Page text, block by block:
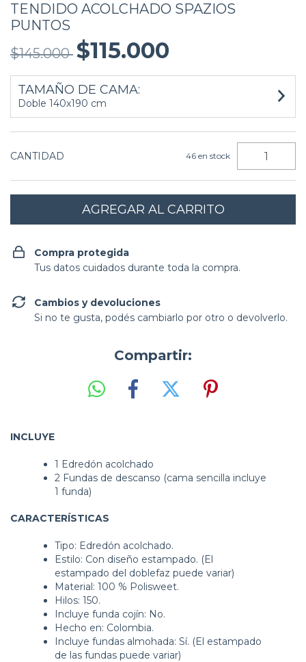
TENDIDO ACOLCHADO SPAZIOS
PUNTOS
$145.000 $115.000
TAMAÑO DE CAMA:
Doble 140x190 cm
CANTIDAD 46 en stock
Compra protegida
Tus datos cuidados durante toda la compra.
Cambios y devoluciones
Si no te gusta, podés cambiarlo por otro o devolverlo.
Compartir:
INCLUYE
1 Edredón acolchado
2 Fundas de descanso (cama sencilla incluye
1 funda)
CARACTERÍSTICAS
Tipo: Edredón acolchado.
Estilo: Con diseño estampado. (El
estampado del doblefaz puede variar)
Material: 100 % Polisweet.
Hilos: 150.
Incluye funda cojín: No.
Hecho en: Colombia.
Incluye fundas almohada: Sí. (El estampado
de las fundas puede variar)